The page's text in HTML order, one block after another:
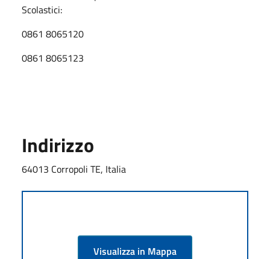
Scolastici:
0861 8065120
0861 8065123
Indirizzo
64013 Corropoli TE, Italia
Visualizza in Mappa